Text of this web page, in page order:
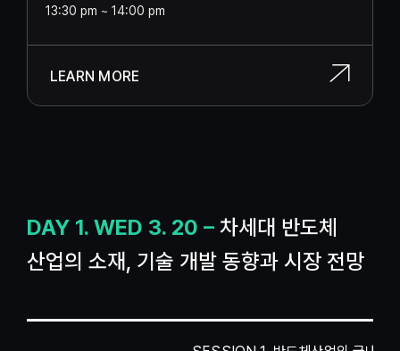
13:30 pm ~ 14:00 pm
LEARN MORE
DAY 1. WED 3. 20 – 차세대 반도체
산업의 소재, 기술 개발 동향과 시장 전망